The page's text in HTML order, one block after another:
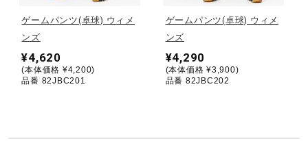
ゲームパンツ(卓球) ウィメ
ンズ
¥4,620
(本体価格 ¥4,200)
品番 82JBC201
ゲームパンツ(卓球) ウィメ
ンズ
¥4,290
(本体価格 ¥3,900)
品番 82JBC202